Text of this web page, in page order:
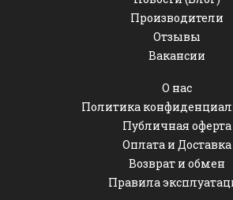
Производители
Отзывы
Вакансии
О нас
Политика
Публичная оферта
Оплата и Доставка
Возврат и обмен
Правила